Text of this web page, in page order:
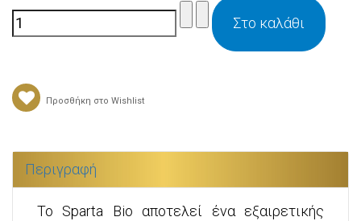
Προσθήκη στο Wishlist
Περιγραφή
To Sparta Bio αποτελεί ένα εξαιρετικής